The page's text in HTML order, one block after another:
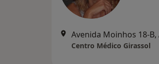
Avenida Moinhos 18-
Centro Médico Girassol